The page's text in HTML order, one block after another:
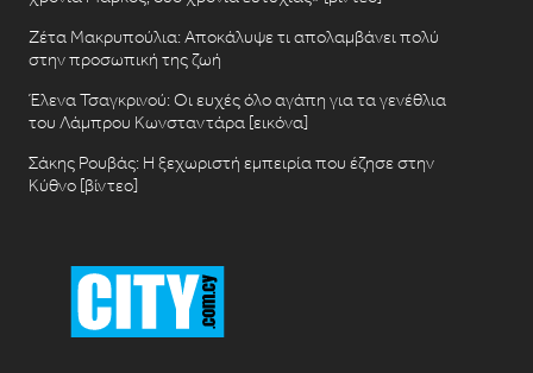
Ζέτα Μακρυπούλια: Αποκάλυψε τι απολαμβάνει πολύ
στην προσωπική της ζωή
Έλενα Τσαγκρινού: Οι ευχές όλο αγάπη για τα γενέθλια
του Λάμπρου Κωνσταντάρα [εικόνα]
Σάκης Ρουβάς: Η ξεχωριστή εμπειρία που έζησε στην
Κύθνο [βίντεο]